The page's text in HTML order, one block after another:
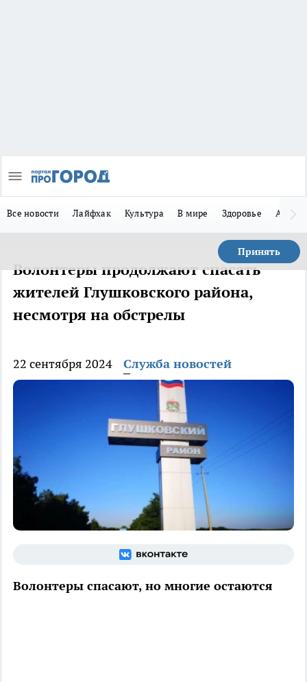
Все новости Лайфхак Культура В мире Здоровье Авто
Принять
Волонтеры продолжают спасать
жителей Глушковского района,
несмотря на обстрелы
22 сентября 2024 Служба новостей
Волонтеры спасают, но многие остаются